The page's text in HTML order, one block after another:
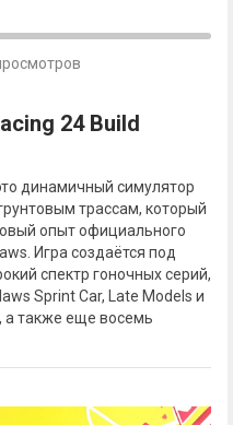
24 Build
динамичный симулятор
трассам, который
опыт официального
Игра создаётся под
спектр гоночных серий,
Sprint Car, Late Models и
а также еще восемь